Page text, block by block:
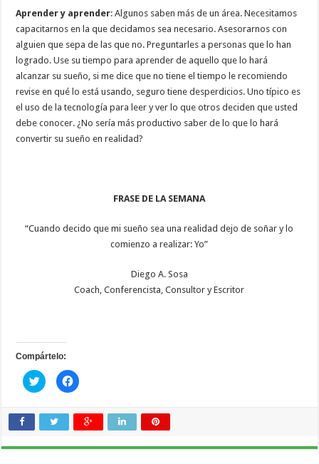
Aprender y aprender: Algunos saben más de un área. Necesitamos
capacitarnos en la que decidamos sea necesario. Asesorarnos con
alguien que sepa de las que no. Preguntarles a personas que lo han
logrado. Use su tiempo para aprender de aquello que lo hará
alcanzar su sueño, si me dice que no tiene el tiempo le recomiendo
revise en qué lo está usando, seguro tiene desperdicios. Uno típico es
el uso de la tecnología para leer y ver lo que otros deciden que usted
debe conocer. ¿No sería más productivo saber de lo que lo hará
convertir su sueño en realidad?
FRASE DE LA SEMANA
“Cuando decido que mi sueño sea una realidad dejo de soñar y lo
comienzo a realizar: Yo”
Diego A. Sosa
Coach, Conferencista, Consultor y Escritor
Compártelo:
Haz
clic
en
Twitter
(Se
en
Haz
clic
en
Facebook
(Se
en